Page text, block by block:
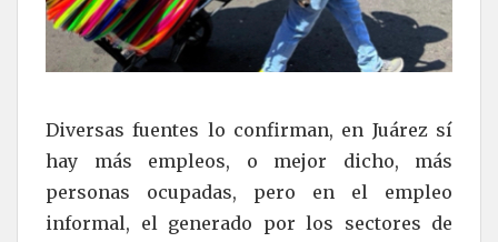
Diversas fuentes lo confirman, en Juárez sí
hay más empleos, o mejor dicho, más
personas ocupadas, pero en el empleo
informal, el generado por los sectores de